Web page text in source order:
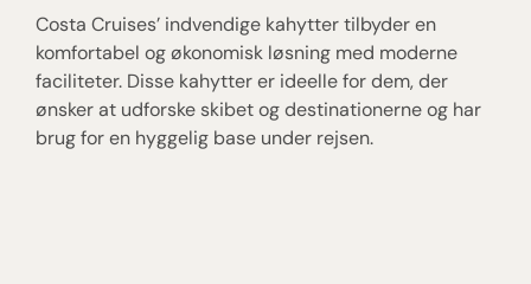
Costa Cruises’ indvendige kahytter tilbyder en
komfortabel og økonomisk løsning med moderne
faciliteter. Disse kahytter er ideelle for dem, der
ønsker at udforske skibet og destinationerne og har
brug for en hyggelig base under rejsen.